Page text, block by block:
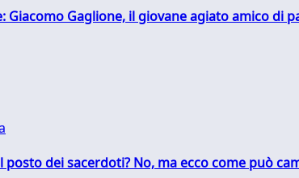
Giacomo Gaglione, il giovane agiato amico di
dei sacerdoti? No, ma ecco come può